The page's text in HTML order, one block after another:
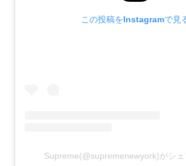
この投稿をInstagramで見
Supreme(@supremenewyork)がシ